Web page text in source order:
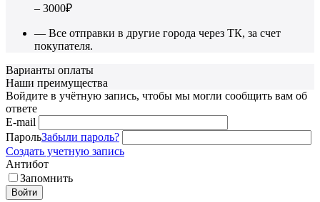
– 3000₽
— Все отправки в другие города через ТК, за счет
покупателя.
Варианты оплаты
Наши преимущества
Войдите в учётную запись, чтобы мы могли сообщить вам об
ответе
E-mail
ПарольЗабыли пароль?
Создать учетную запись
Антибот
Запомнить
Войти